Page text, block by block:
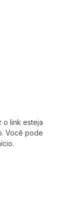
o link esteja
Você pode